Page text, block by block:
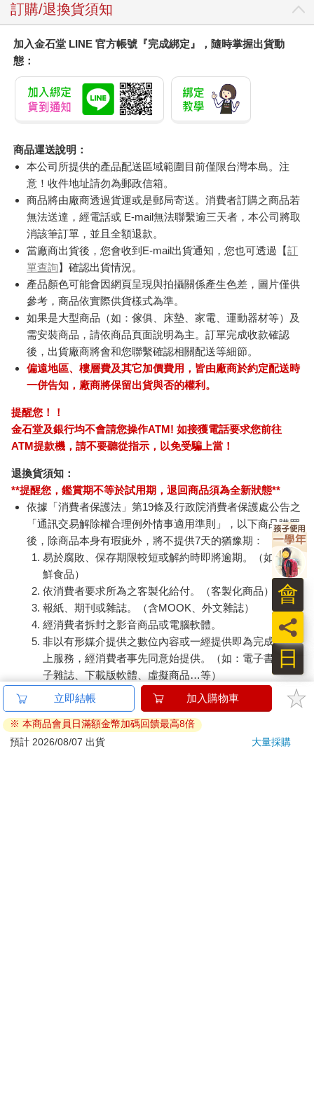
訂購/退換貨須知
加入金石堂 LINE 官方帳號『完成綁定』，隨時掌握出貨動
態：
商品運送說明：
本公司所提供的產品配送區域範圍目前僅限台灣本島。注
意！收件地址請勿為郵政信箱。
商品將由廠商透過貨運或是郵局寄送。消費者訂購之商品若
無法送達，經電話或 E-mail無法聯繫逾三天者，本公司將取
消該筆訂單，並且全額退款。
當廠商出貨後，您會收到E-mail出貨通知，您也可透過【訂
單查詢】確認出貨情況。
產品顏色可能會因網頁呈現與拍攝關係產生色差，圖片僅供
參考，商品依實際供貨樣式為準。
如果是大型商品（如：傢俱、床墊、家電、運動器材等）及
需安裝商品，請依商品頁面說明為主。訂單完成收款確認
後，出貨廠商將會和您聯繫確認相關配送等細節。
偏遠地區、樓層費及其它加價費用，皆由廠商於約定配送時
一併告知，廠商將保留出貨與否的權利。
提醒您！！
金石堂及銀行均不會請您操作ATM! 如接獲電話要求您前往
ATM提款機，請不要聽從指示，以免受騙上當！
退換貨須知：
**提醒您，鑑賞期不等於試用期，退回商品須為全新狀態**
依據「消費者保護法」第19條及行政院消費者保護處公告之
「通訊交易解除權合理例外情事適用準則」，以下商品購買
後，除商品本身有瑕疵外，將不提供7天的猶豫期：
易於腐敗、保存期限較短或解約時即將逾期。（如：生
鮮食品）
依消費者要求所為之客製化給付。（客製化商品）
報紙、期刊或雜誌。（含MOOK、外文雜誌）
經消費者拆封之影音商品或電腦軟體。
非以有形媒介提供之數位內容或一經提供即為完成之線
上服務，經消費者事先同意始提供。（如：電子書、電
子雜誌、下載版軟體、虛擬商品…等）
已拆封之個人衛生用品。（如：內衣褲、刮鬍刀、除毛
刀…等）
若非上列種類商品，均享有到貨7天的猶豫期（含例假
日）。
日
員
會